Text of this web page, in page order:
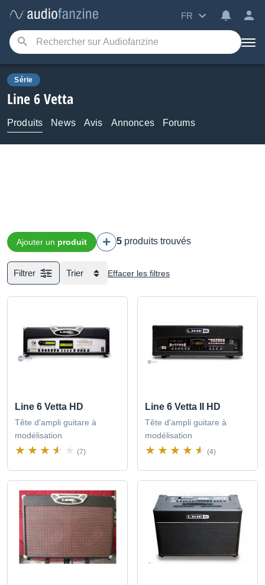
FR
Série
Line 6Vetta
Produits News Avis Annonces Forums
Ajouter un produit 5 produits trouvés
Filtrer Trier Effacer les filtres
Line 6 Vetta HD
Tête d'ampli guitare à
modélisation
(7)
Line 6 Vetta II HD
Tête d'ampli guitare à
modélisation
(4)